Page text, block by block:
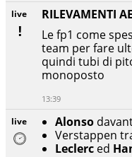
live Alonso
Verstappen
Leclerc ed
live
RILEVAMENTI
Le fp1 come
team per fare
quindi tubi di
monoposto
13:39